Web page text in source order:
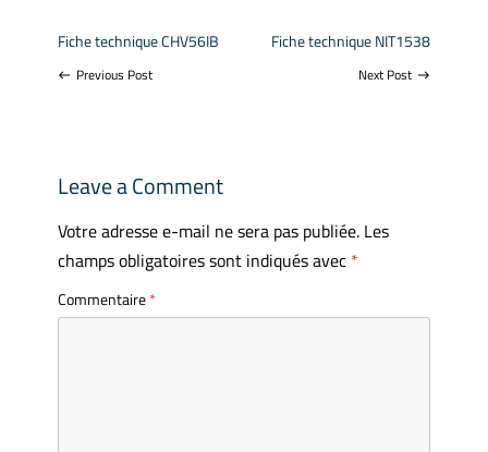
Fiche technique CHV56IB
west Previous Post
Fiche technique NIT1538
Next Post east
Leave a Comment
Votre adresse e-mail ne sera pas publiée. Les
champs obligatoires sont indiqués avec *
Commentaire*